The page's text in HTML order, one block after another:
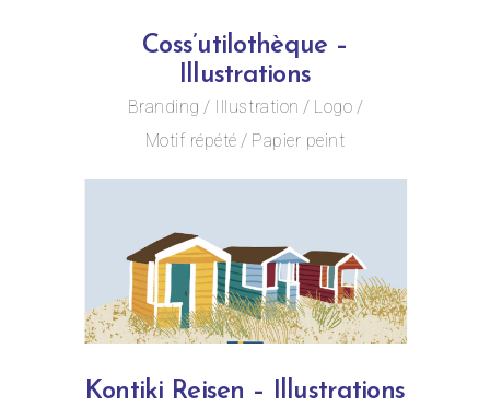
Coss’utilothèque –
Illustrations
Branding Illustration
Logo
Motif répété
Papier peint
Kontiki Reisen – Illustrations